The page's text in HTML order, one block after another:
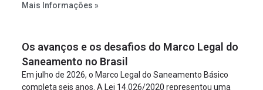
empreendimento. Ou seja, a suposta “fraude à licitação” é
projeto a projeto.
Mais Informações »
Os avanços e os desafios do Marco Legal do
Saneamento no Brasil
Em julho de 2026, o Marco Legal do Saneamento Básico
completa seis anos. A Lei 14.026/2020 representou uma